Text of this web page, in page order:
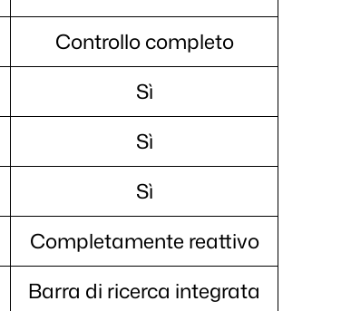
Controllo completo
Sì
Sì
Sì
Completamente reattivo
Barra di ricerca integrata